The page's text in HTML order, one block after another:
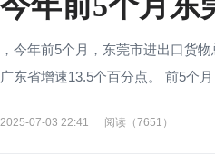
，今年前5个月，东莞市进出口货
广东省增速13.5个百分点。 前5个
2025-07-03 22:41 阅读（7651）